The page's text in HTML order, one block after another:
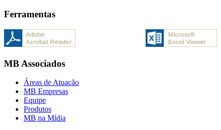
Ferramentas
MB Associados
Áreas de Atuação
MB Empresas
Equipe
Produtos
MB na Mídia